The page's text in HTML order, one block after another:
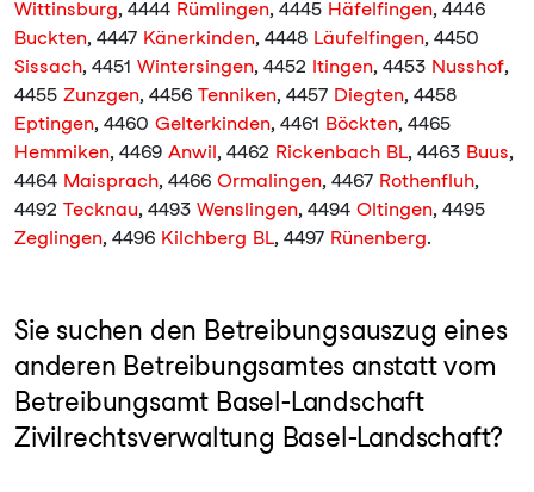
Wittinsburg, 4444 Rümlingen, 4445 Häfelfingen, 4446
Buckten, 4447 Känerkinden, 4448 Läufelfingen, 4450
Sissach, 4451 Wintersingen, 4452 Itingen, 4453 Nusshof,
4455 Zunzgen, 4456 Tenniken, 4457 Diegten, 4458
Eptingen, 4460 Gelterkinden, 4461 Böckten, 4465
Hemmiken, 4469 Anwil, 4462 Rickenbach BL, 4463 Buus,
4464 Maisprach, 4466 Ormalingen, 4467 Rothenfluh,
4492 Tecknau, 4493 Wenslingen, 4494 Oltingen, 4495
Zeglingen, 4496 Kilchberg BL, 4497 Rünenberg.
Sie suchen den Betreibungsauszug eines
anderen Betreibungsamtes anstatt vom
Betreibungsamt Basel-Landschaft
Zivilrechtsverwaltung Basel-Landschaft?